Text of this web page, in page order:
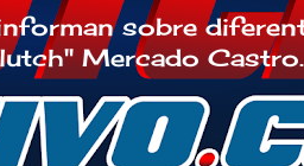
sobre
Mercado Castro.